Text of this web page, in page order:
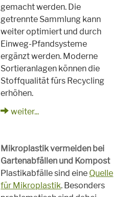
gemacht werden. Die
getrennte Sammlung kann
weiter optimiert und durch
Einweg-Pfandsysteme
ergänzt werden. Moderne
Sortieranlagen können die
Stoffqualität fürs Recycling
erhöhen.
weiter...
Mikroplastik vermeiden bei
Gartenabfällen und Kompost
Plastikabfälle sind eine Quelle
für Mikroplastik. Besonders